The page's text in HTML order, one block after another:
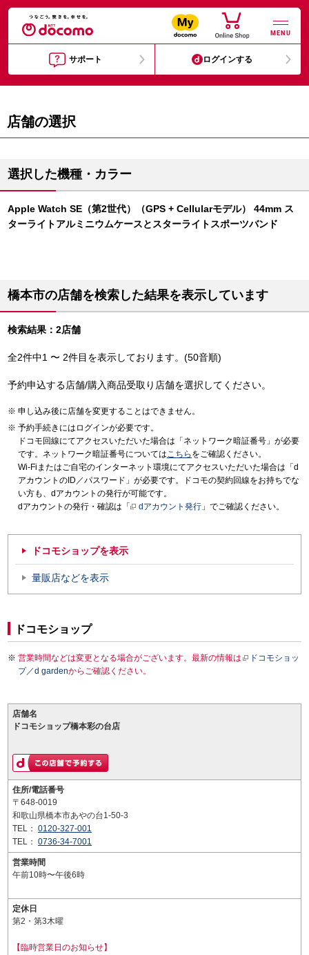
MENU
サポート ログインする
店舗の選択
選択した機種・カラー
Apple Watch SE（第2世代）（GPS + Cellularモデル） 44mm ス
ターライトアルミニウムケースとスターライトスポーツバンド
橋本市の店舗を検索した結果を表示しています
検索結果：2店舗
全2件中1 〜 2件目を表示しております。(50音順)
予約申込する店舗/購入商品受取り店舗を選択してください。
申し込み後に店舗を変更することはできません。
予約手続きにはログインが必要です。
ドコモ回線にてアクセスいただいた場合は「ネットワーク暗証番号」が必要
です。ネットワーク暗証番号についてはこちら をご確認ください。
Wi-Fiまたはご自宅のインターネット環境にてアクセスいただいた場合は「d
アカウントのID／パスワード」が必要です。ドコモの契約回線をお持ちでな
い方も、dアカウントの発行が可能です。
dアカウントの発行・確認は「
dアカウント発行 」でご確認ください。
ドコモショップを表示
量販店などを表示
ドコモショップ
営業時間などは変更となる場合がございます。最新の情報は
ドコモショッ
プ／d gardenからご確認ください。
店舗名
ドコモショップ橋本彩の台店
住所/電話番号
〒648-0019
和歌山県橋本市あやの台1-50-3
TEL： 0120-327-001
TEL： 0736-34-7001
営業時間
午前10時〜午後6時
定休日
第2・第3木曜
【臨時営業日のお知らせ】